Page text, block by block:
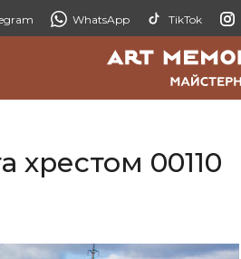
WhatsApp TikTok
00110